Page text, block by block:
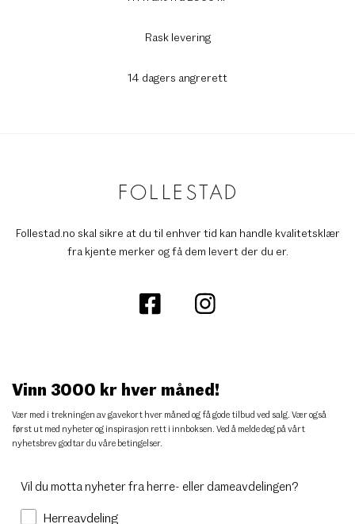
Rask levering
14 dagers angrerett
Follestad.no skal sikre at du til enhver tid kan handle kvalitetsklær
fra kjente merker og få dem levert der du er.
Vinn 3000 kr hver måned!
Vær med i trekningen av gavekort hver måned og få gode tilbud ved salg. Vær også
først ut med nyheter og inspirasjon rett i innboksen. Ved å melde deg på vårt
nyhetsbrev godtar du våre betingelser.
Vil du motta nyheter fra herre- eller dameavdelingen?
Herreavdeling